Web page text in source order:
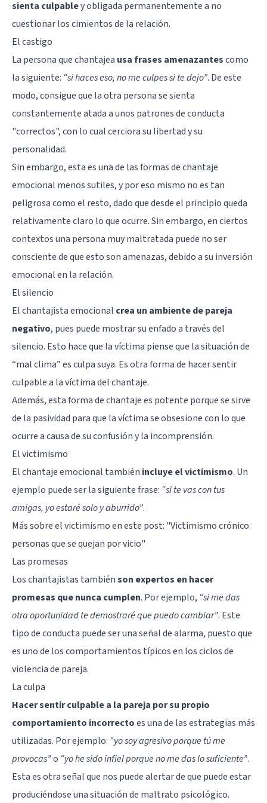
sienta culpabley obligada permanentemente a no
cuestionar los cimientos de la relación.
El castigo
La persona que chantajea usa frases amenazantescomo
la siguiente: “si haces eso, no me culpes si te dejo”. De este
modo, consigue que la otra persona se sienta
constantemente atada a unos patrones de conducta
"correctos", con lo cual cerciora su libertad y su
personalidad.
Sin embargo, esta es una de las formas de chantaje
emocional menos sutiles, y por eso mismo no es tan
peligrosa como el resto, dado que desde el principio queda
relativamente claro lo que ocurre. Sin embargo, en ciertos
contextos una persona muy maltratada puede no ser
consciente de que esto son amenazas, debido a su inversión
emocional en la relación.
El silencio
El chantajista emocional crea un ambiente de pareja
negativo, pues puede mostrar su enfado a través del
silencio. Esto hace que la víctima piense que la situación de
“mal clima” es culpa suya. Es otra forma de hacer sentir
culpable a la víctima del chantaje.
Además, esta forma de chantaje es potente porque se sirve
de la pasividad para que la víctima se obsesione con lo que
ocurre a causa de su confusión y la incomprensión.
El victimismo
El chantaje emocional también incluye el victimismo. Un
ejemplo puede ser la siguiente frase: “si te vas con tus
amigas, yo estaré solo y aburrido”.
Más sobre el victimismo en este post: "Victimismo crónico:
personas que se quejan por vicio"
Las promesas
Los chantajistas tambiénson expertos en hacer
promesas que nunca cumplen. Por ejemplo, “si me das
otra oportunidad te demostraré que puedo cambiar”. Este
tipo de conducta puede ser una señal de alarma, puesto que
es uno de los comportamientos típicos en losciclos de
violencia de pareja.
La culpa
Hacer sentir culpable a la pareja por su propio
comportamiento incorrectoes una de las estrategias más
utilizadas. Por ejemplo: “yo soy agresivo porque tú me
provocas”o “yo he sido infiel porque no me das lo suficiente”.
Esta es otra señal que nos puede alertar de que puede estar
produciéndose una situación de maltrato psicológico.